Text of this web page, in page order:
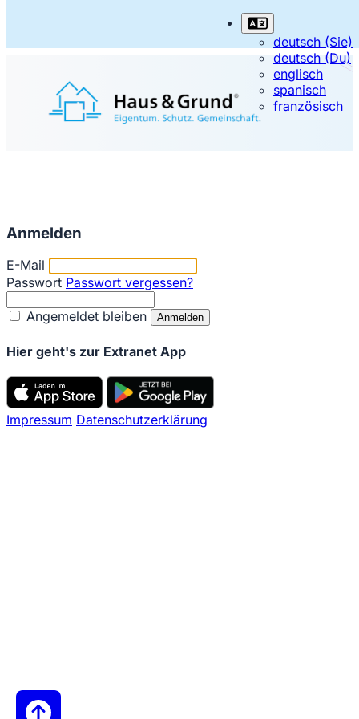
deutsch (Sie)
deutsch (Du)
englisch
spanisch
französisch
Anmelden
E-Mail
Passwort Passwort vergessen?
Angemeldet bleiben
Hier geht's zur Extranet App
Impressum Datenschutzerklärung